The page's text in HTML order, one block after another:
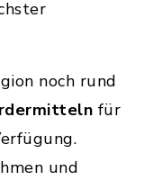
noch rund
für
und